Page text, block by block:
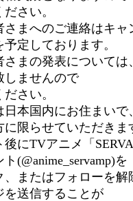
さい。
さまへのご連絡はキ
定しております。
さまの発表について
しませんので
さい。
日本国内にお住まい
限らせていただきま
後にTVアニメ「
(@anime_servamp)を
またはフォローを解
を送信することが